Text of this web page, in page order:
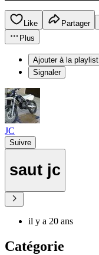
Like Partager
Plus
Ajouter à la playlist
Signaler
JC
Suivre
saut jc
il y a 20 ans
Catégorie